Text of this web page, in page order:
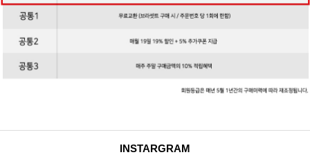
INSTARGRAM